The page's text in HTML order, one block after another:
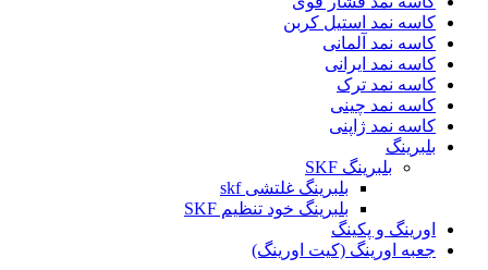
کاسه نمد استیل کربن
کاسه نمد آلمانی
کاسه نمد ایرانی
کاسه نمد ترک
کاسه نمد چینی
کاسه نمد ژاپنی
بلبرینگ
بلبرینگ SKF
بلبرینگ غلتشی skf
بلبرینگ خود تنظیم SKF
اورینگ و پکینگ
جعبه اورینگ (کیت اورینگ)